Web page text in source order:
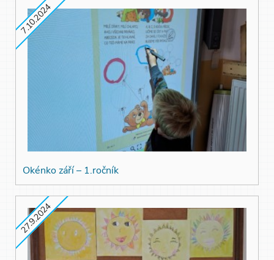
7.10.2024
Okénko září – 1.ročník
27.9.2024